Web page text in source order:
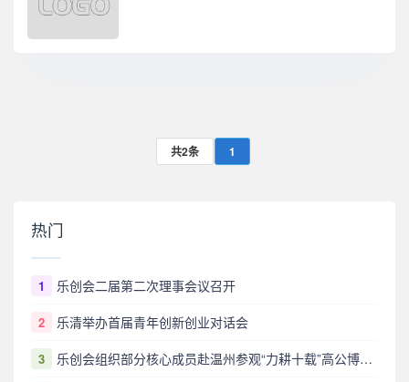
共2条 1
热门
1 乐创会二届第二次理事会议召开
2 乐清举办首届青年创新创业对话会
3 乐创会组织部分核心成员赴温州参观“力耕十载”高公博大师雕书画印艺术展